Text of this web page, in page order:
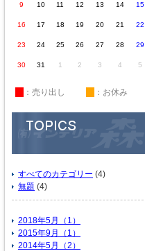
9 10 11 12 13 14 15
16 17 18 19 20 21 22
23 24 25 26 27 28 29
30 31 1 2 3 4 5
：売り出し ：お休み
すべてのカテゴリー (4)
無題 (4)
2018年5月（1）
2015年9月（1）
2014年5月（2）